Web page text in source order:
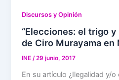
Discursos y Opinión
“Elecciones: el trigo y
de Ciro Murayama en
INE/29 junio, 2017
En su artículo ¿Ilegalidad y/